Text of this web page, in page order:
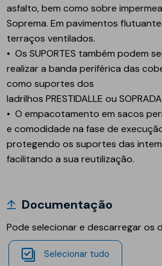
asfalto, bem como sobre
Soprema. Em pavimentos
terraços ventilados.
• OsSUPORTES também podem
realizar a banda periférica das
como suportes dos
ladrilhosPRESTIDALLEou
• O empacotamento em sacos
e comodidade na fase de
protegendo os suportes das
facilitando a sua reutilização.
Documentação
Pode selecionar e descarregar os
Selecionar tudo